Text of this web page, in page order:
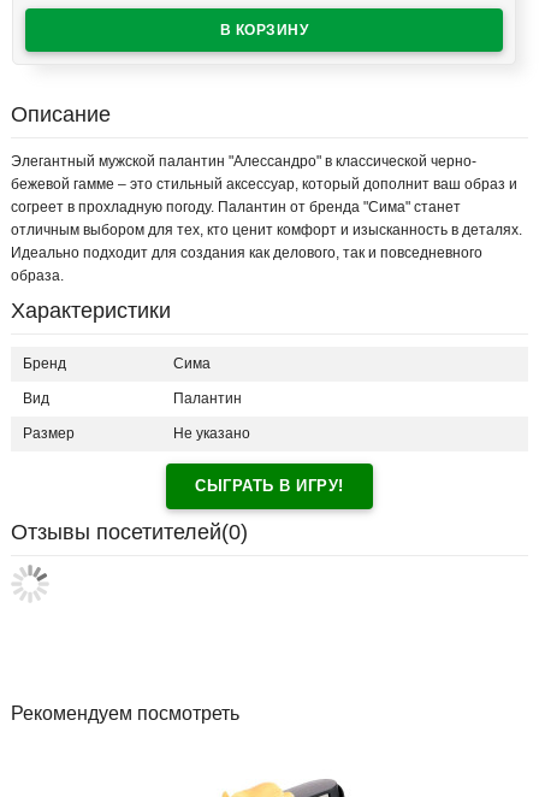
Описание
Элегантный мужской палантин "Алессандро" в классической черно-
бежевой гамме – это стильный аксессуар, который дополнит ваш образ и
согреет в прохладную погоду. Палантин от бренда "Сима" станет
отличным выбором для тех, кто ценит комфорт и изысканность в деталях.
Идеально подходит для создания как делового, так и повседневного
образа.
Характеристики
Бренд Сима
Вид Палантин
Размер Не указано
СЫГРАТЬ В ИГРУ!
Отзывы посетителей(0)
Рекомендуем посмотреть